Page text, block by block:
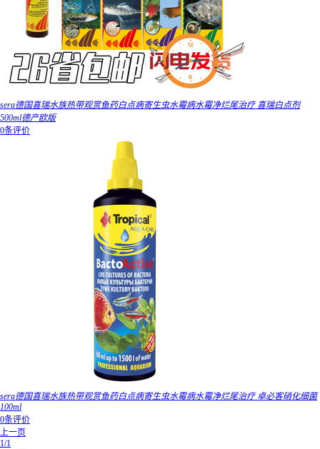
sera德国喜瑞水族热带观赏鱼药白点病寄生虫水霉病水霉净烂尾治疗 喜瑞白点剂
500ml德产欧版
0条评价
sera德国喜瑞水族热带观赏鱼药白点病寄生虫水霉病水霉净烂尾治疗 卓必客硝化细菌
100ml
0条评价
上一页
1/1